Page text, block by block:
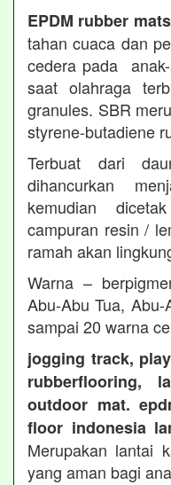
EPDM rubber mats
tahan cuaca dan
cedera pada
saat olahraga
granules. SBR
styrene-butadiene
Terbuat dari
dihancurkan
kemudian
campuran resin /
ramah akan
Warna –
Abu-Abu Tua,
sampai 20 warna
jogging track,
rubberflooring,
outdoor mat.
floor indonesia
Merupakan lantai
yang aman bagi